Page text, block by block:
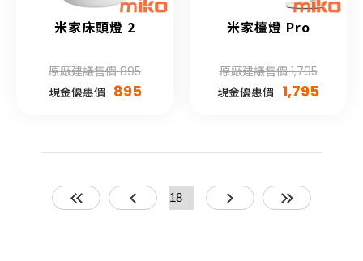
米家床頭燈 2
原廠建議售價 895
現金優惠價 895
米家檯燈 Pro
原廠建議售價 1,795
現金優惠價 1,795